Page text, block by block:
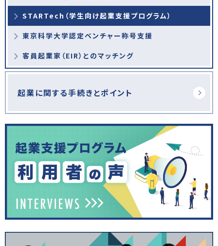
STARTech（学生向け起業支援プログラム）
東京科学大学認定ベンチャー称号支援
客員起業家（EIR）とのマッチング
起業に関する手続きとポイント